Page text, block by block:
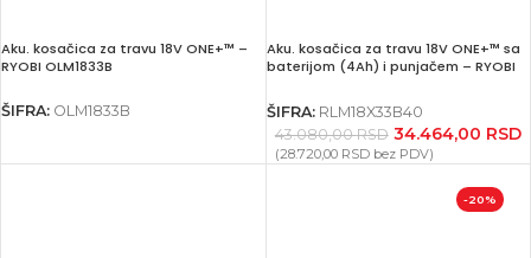
Aku. kosačica za travu 18V ONE+™ –
RYOBI OLM1833B
ŠIFRA: OLM1833B
Aku. kosačica za travu 18V ONE+™ sa
baterijom (4Ah) i punjačem – RYOBI
ŠIFRA: RLM18X33B40
43.080,00RSD 34.464,00 RSD
(28.720,00 RSDbez PDV)
-20%